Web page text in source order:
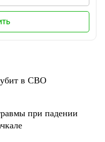
в СВО
при падении